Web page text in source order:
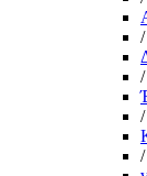
/
/
/
/